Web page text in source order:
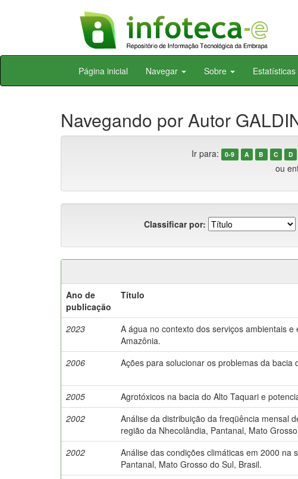
Skip
Página inicial Navegar Sobre Estatísticas
Navegando por Autor
Ir para: 0-9 A B C D
ou
Classificar por:
Ano de
publicação
Título
2023
A água no contexto dos serviços ambientais e
Amazônia.
2006 Ações para solucionar os problemas da bacia
2005
Agrotóxicos na bacia do Alto Taquari e
2002
Análise da distribuição da freqüência mensal
região da Nhecolândia, Pantanal, Mato
2002
Análise das condições climáticas em 2000 na
Pantanal, Mato Grosso do Sul, Brasil.